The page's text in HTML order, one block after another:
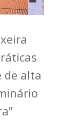
de alta